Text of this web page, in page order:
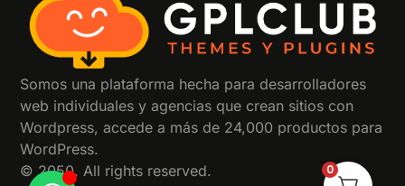
Somos una plataforma hecha para desarrolladores
web individuales y agencias que crean sitios con
Wordpress, accede a más de 24,000 productos para
WordPress.
© 2050. All rights reserved.
0